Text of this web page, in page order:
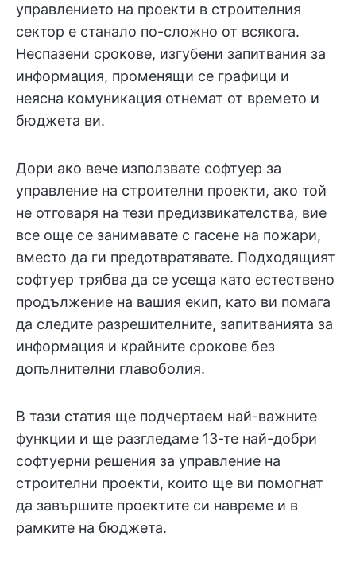
управлението на проекти в строителния
сектор е станало по-сложно от всякога.
Неспазени срокове, изгубени запитвания за
информация, променящи се графици и
неясна комуникация отнемат от времето и
бюджета ви.
Дори ако вече използвате софтуер за
управление на строителни проекти, ако той
не отговаря на тези предизвикателства, вие
все още се занимавате с гасене на пожари,
вместо да ги предотвратявате. Подходящият
софтуер трябва да се усеща като естествено
продължение на вашия екип, като ви помага
да следите разрешителните, запитванията за
информация и крайните срокове без
допълнителни главоболия.
В тази статия ще подчертаем най-важните
функции и ще разгледаме 13-те най-добри
софтуерни решения за управление на
строителни проекти, които ще ви помогнат
да завършите проектите си навреме и в
рамките на бюджета.